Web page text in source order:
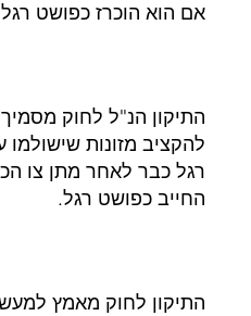
אם הוא הוכרז כפושט
התיקון הנ"ל לחוק
להקציב מזונות שישולמו
רגל כבר לאחר מתן צו
החייב כפושט רגל.
התיקון לחוק מאמץ